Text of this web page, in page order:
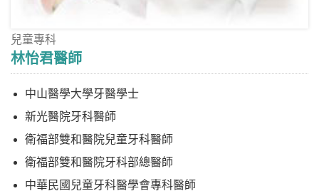
兒童專科
林怡君醫師
中山醫學大學牙醫學士
新光醫院牙科醫師
衛福部雙和醫院兒童牙科醫師
衛福部雙和醫院牙科部總醫師
中華民國兒童牙科醫學會專科醫師